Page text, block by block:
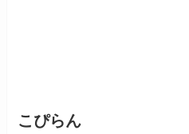
こぴらん